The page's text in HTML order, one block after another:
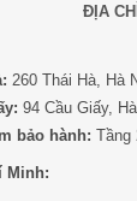
ĐỊA CHỈ
260 Thái Hà, Hà
94 Cầu Giấy,
bảo hành: Tầng
Minh: